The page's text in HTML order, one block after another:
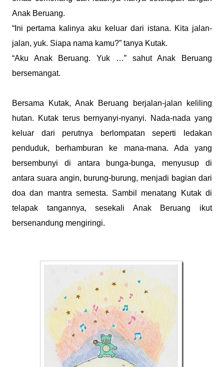
Anak Beruang.
“Ini pertama kalinya aku keluar dari istana. Kita jalan-
jalan, yuk. Siapa nama kamu?” tanya Kutak.
“Aku Anak Beruang. Yuk …” sahut Anak Beruang
bersemangat.
Bersama Kutak, Anak Beruang berjalan-jalan keliling
hutan. Kutak terus bernyanyi-nyanyi. Nada-nada yang
keluar dari perutnya berlompatan seperti ledakan
penduduk, berhamburan ke mana-mana. Ada yang
bersembunyi di antara bunga-bunga, menyusup di
antara suara angin, burung-burung, menjadi bagian dari
doa dan mantra semesta. Sambil menatang Kutak di
telapak tangannya, sesekali Anak Beruang ikut
bersenandung mengiringi.